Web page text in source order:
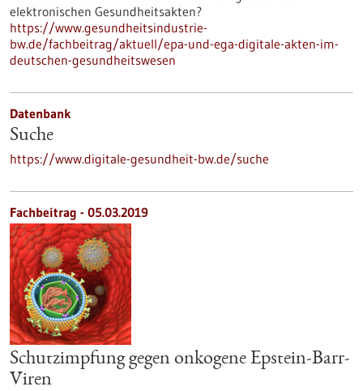
elektronischen Gesundheitsakten?
https://www.gesundheitsindustrie-
bw.de/fachbeitrag/aktuell/epa-und-ega-digitale-akten-im-
deutschen-gesundheitswesen
Datenbank
Suche
https://www.digitale-gesundheit-bw.de/suche
Fachbeitrag - 05.03.2019
Schutzimpfung gegen onkogene Epstein-Barr-
Viren